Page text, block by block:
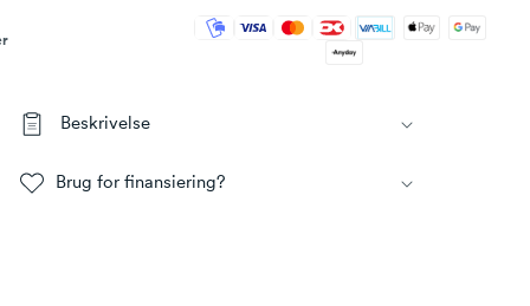
Beskrivelse
Brug for finansiering?